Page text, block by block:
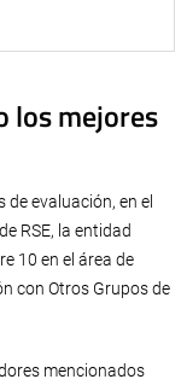
los mejores
evaluación, en el
RSE, la entidad
10 en el área de
con Otros Grupos de
mencionados